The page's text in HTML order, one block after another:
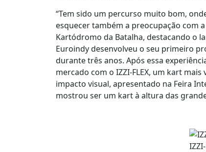
“Tem sido um percurso muito bom,
esquecer também a preocupação com
Kartódromo da Batalha, destacando o
Euroindy desenvolveu o seu primeiro
durante três anos. Após essa
mercado com o IZZI-FLEX, um kart
impacto visual, apresentado na Feira
mostrou ser um kart à altura das